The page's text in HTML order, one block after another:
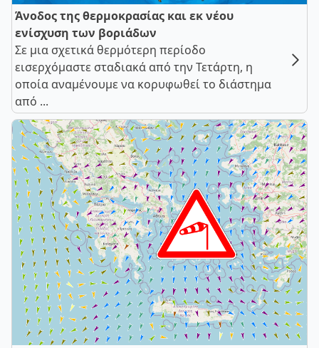
Άνοδος της θερμοκρασίας και εκ νέου
ενίσχυση των βοριάδων
Σε μια σχετικά θερμότερη περίοδο
εισερχόμαστε σταδιακά από την Τετάρτη, η
οποία αναμένουμε να κορυφωθεί το διάστημα
από ...